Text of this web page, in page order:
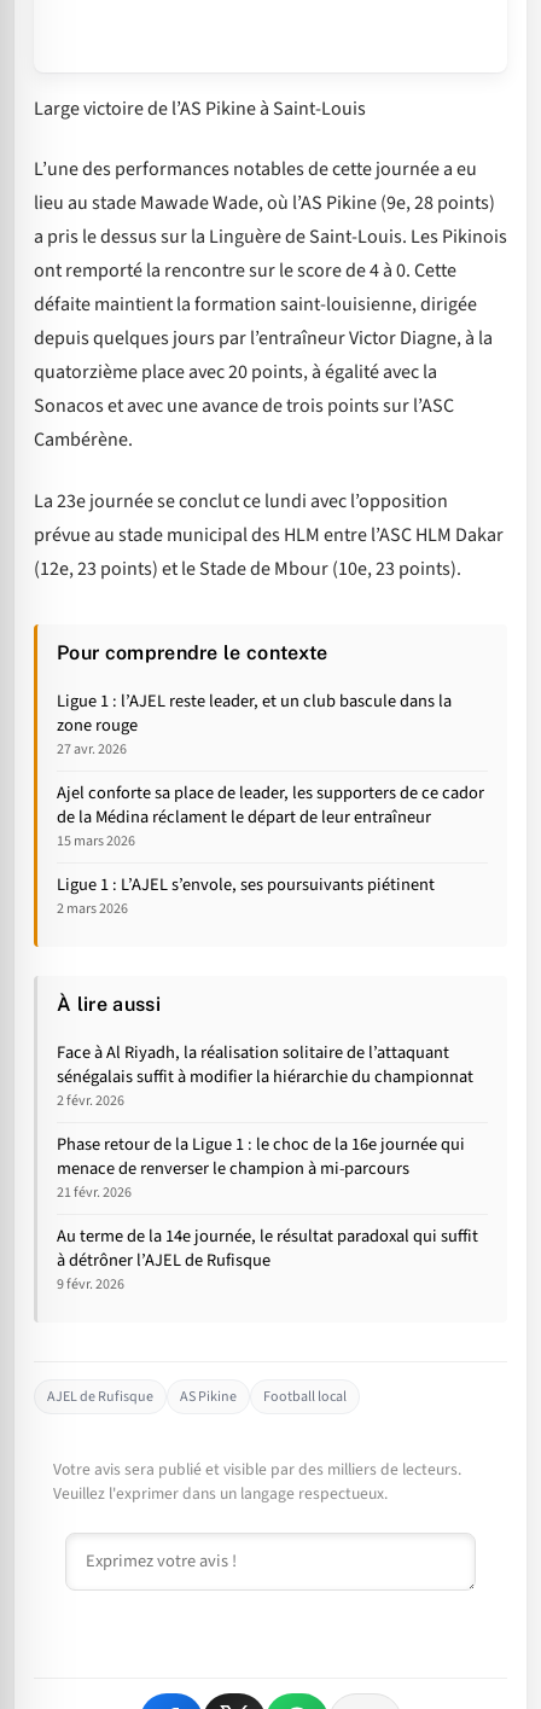
Large victoire de l’AS Pikine à Saint-Louis
L’une des performances notables de cette journée a eu
lieu au stade Mawade Wade, où l’AS Pikine (9e, 28 points)
a pris le dessus sur la Linguère de Saint-Louis. Les Pikinois
ont remporté la rencontre sur le score de 4 à 0. Cette
défaite maintient la formation saint-louisienne, dirigée
depuis quelques jours par l’entraîneur Victor Diagne, à la
quatorzième place avec 20 points, à égalité avec la
Sonacos et avec une avance de trois points sur l’ASC
Cambérène.
La 23e journée se conclut ce lundi avec l’opposition
prévue au stade municipal des HLM entre l’ASC HLM Dakar
(12e, 23 points) et le Stade de Mbour (10e, 23 points).
Pour comprendre le contexte
Ligue 1 : l’AJEL reste leader, et un club bascule dans la
zone rouge
27 avr. 2026
Ajel conforte sa place de leader, les supporters de ce cador
de la Médina réclament le départ de leur entraîneur
15 mars 2026
Ligue 1 : L’AJEL s’envole, ses poursuivants piétinent
2 mars 2026
À lire aussi
Face à Al Riyadh, la réalisation solitaire de l’attaquant
sénégalais suffit à modifier la hiérarchie du championnat
2 févr. 2026
Phase retour de la Ligue 1 : le choc de la 16e journée qui
menace de renverser le champion à mi-parcours
21 févr. 2026
Au terme de la 14e journée, le résultat paradoxal qui suffit
à détrôner l’AJEL de Rufisque
9 févr. 2026
AJEL de Rufisque AS Pikine Football local
Votre avis sera publié et visible par des milliers de lecteurs.
Veuillez l'exprimer dans un langage respectueux.
Commentaire